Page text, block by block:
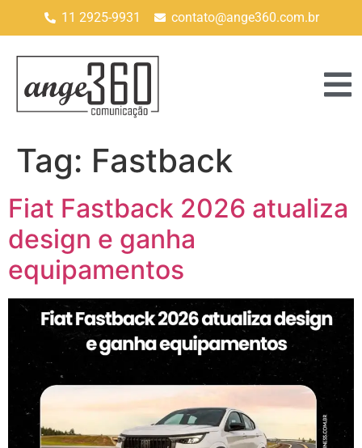
11 2925-9931 contato@ange360.com.br
Tag: Fastback
Fiat Fastback 2026 atualiza
design e ganha
equipamentos